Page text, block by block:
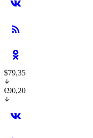
$79,35
€90,20